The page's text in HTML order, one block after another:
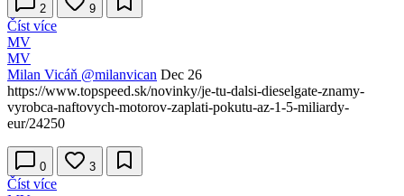
2 9
Číst více
MV
MV
Milan Vicáň @milanvican Dec 26
https://www.topspeed.sk/novinky/je-tu-dalsi-dieselgate-znamy-
vyrobca-naftovych-motorov-zaplati-pokutu-az-1-5-miliardy-
eur/24250
0 3
Číst více